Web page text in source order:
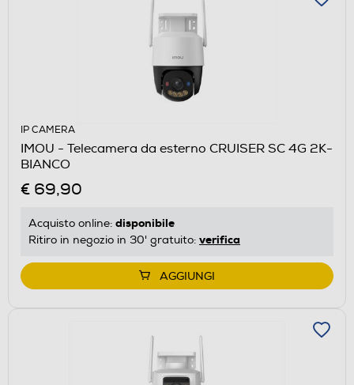
IP CAMERA
IMOU - Telecamera da esterno CRUISER SC 4G 2K-
BIANCO
€ 69,90
Acquisto online: disponibile
Ritiro in negozio in 30' gratuito: verifica
AGGIUNGI